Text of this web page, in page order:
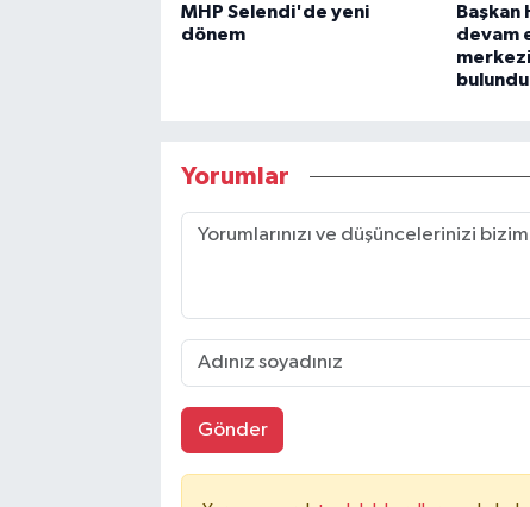
MHP Selendi'de yeni
dönem
Başkan
devam
bulundu
Yorumlar
Gönder